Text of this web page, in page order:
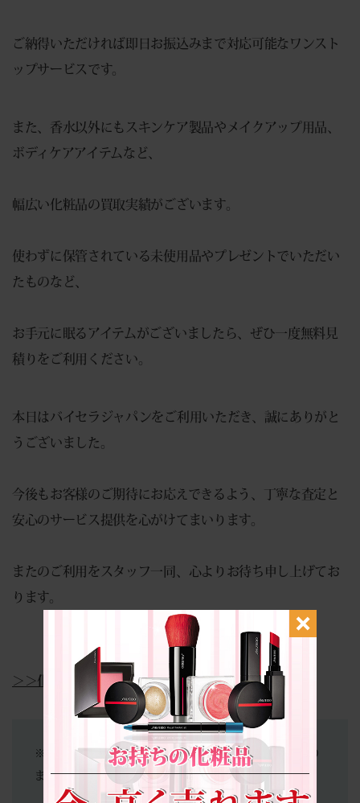
ご納得いただければ即日お振込みまで対応可能なワンスト
ップサービスです。
また、香水以外にもスキンケア製品やメイクアップ用品、
ボディケアアイテムなど、
幅広い化粧品の買取実績がございます。
使わずに保管されている未使用品やプレゼントでいただい
たものなど、
お手元に眠るアイテムがございましたら、ぜひ一度無料見
積りをご利用ください。
本日はバイセラジャパンをご利用いただき、誠にありがと
うございました。
今後もお客様のご期待にお応えできるよう、丁寧な査定と
安心のサービス提供を心がけてまいります。
またのご利用をスタッフ一同、心よりお待ち申し上げてお
ります。
＞＞化粧品買取についての詳細はこちら＜＜
※当店は買取専門店となります。商品の販売は行っており
ません。